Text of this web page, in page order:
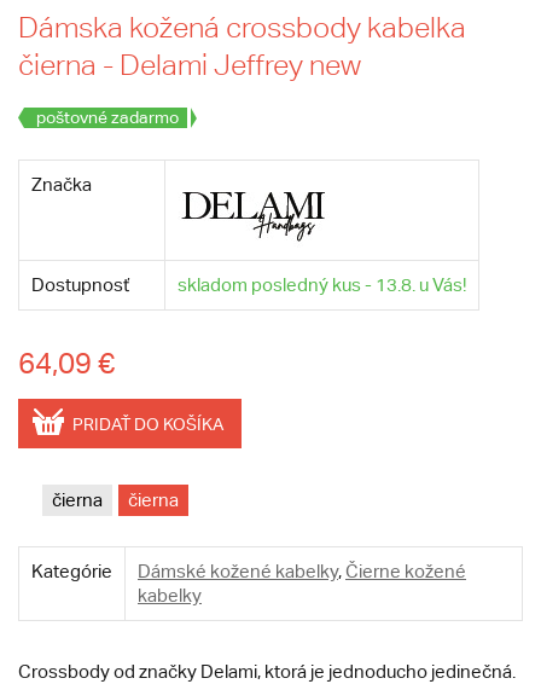
Dámska kožená crossbody kabelka
čierna - Delami Jeffrey new
poštovné zadarmo
Značka
Dostupnosť skladom posledný kus - 13.8. u Vás!
64,09 €
PRIDAŤ DO KOŠÍKA
čierna čierna
Kategórie Dámské kožené kabelky,Čierne kožené
kabelky
Crossbody od značky Delami, ktorá je jednoducho jedinečná.